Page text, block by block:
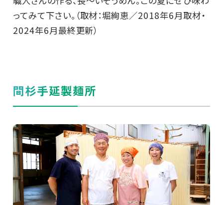
ってみて下さい。（取材：堀絢恵／2018年6月取材・
2024年6月最終更新）
間杉手延製麺所